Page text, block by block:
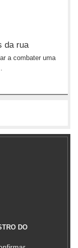
da rua
a combater uma
DO